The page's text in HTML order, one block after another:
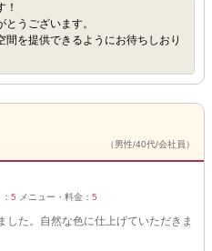
！
うございます。
を提供できるようにお待ちしおり
（男性/40代/会社員）
5 メニュー・料金： 5
た。自然な色に仕上げていただきま